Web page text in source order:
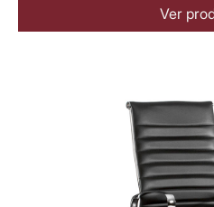
Ver